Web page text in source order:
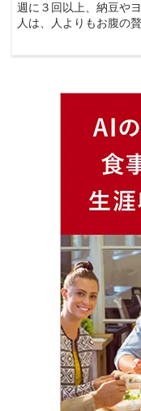
週に３回以上、納豆や
人は、人よりもお腹の